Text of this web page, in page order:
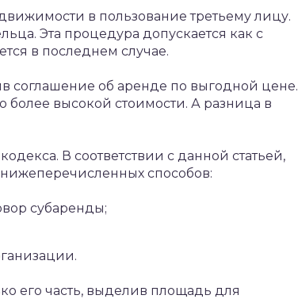
в пользование третьему лицу.
Эта процедура допускается как с
в последнем случае.
соглашение об аренде по выгодной цене.
высокой стоимости. А разница в
В соответствии с данной статьей,
способов:
субаренды;
его часть, выделив площадь для